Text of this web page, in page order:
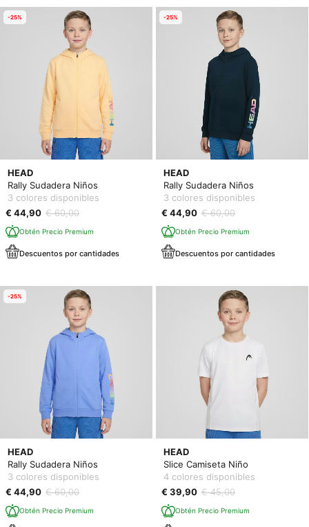
HEAD
Rally Sudadera Niños
3 colores disponibles
€ 44,90 € 60,00
Obtén Precio Premium
Descuentos por cantidades
-25%
HEAD
Rally Sudadera Niños
3 colores disponibles
€ 44,90 € 60,00
Obtén Precio Premium
Descuentos por cantidades
-25%
HEAD
Rally Sudadera Niños
3 colores disponibles
€ 44,90 € 60,00
Obtén Precio Premium
-25%
HEAD
Slice Camiseta Niño
4 colores disponibles
€ 39,90 € 45,00
Obtén Precio Premium